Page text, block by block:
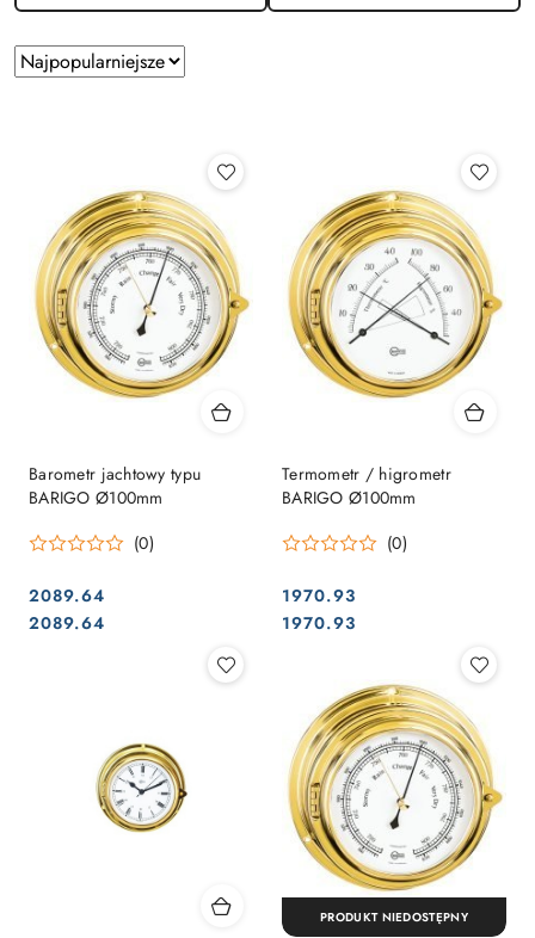
Zastosowano
sortowanie:
Sortuj
według
Barometr jachtowy typu
BARIGO Ø100mm
(0)
Cena:
2089.64
Cena:
2089.64
Termometr / higrometr
BARIGO Ø100mm
(0)
Cena:
1970.93
Cena:
1970.93
PRODUKT NIEDOSTĘPNY